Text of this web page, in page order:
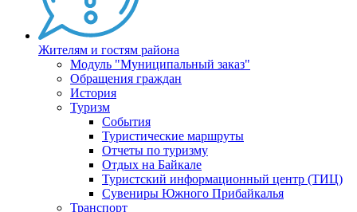
Жителям и гостям района
Модуль "Муниципальный заказ"
Обращения граждан
История
Туризм
События
Туристические маршруты
Отчеты по туризму
Отдых на Байкале
Туристский информационный центр (ТИЦ)
Сувениры Южного Прибайкалья
Транспорт